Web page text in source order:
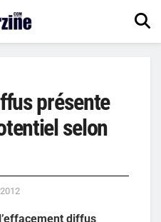
présente
selon
diffus